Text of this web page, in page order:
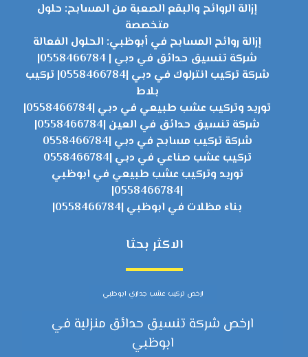
إزالة الروائح والبقع الصعبة من المسابح: حلول
متخصصة
إزالة روائح المسابح في أبوظبي: الحلول الفعالة
شركة تنسيق حدائق في دبي | 0558466784|
شركة تركيب انترلوك في دبي |0558466784| تركيب
بلاط
توريد وتركيب عشب طبيعي في دبي |0558466784|
شركة تنسيق حدائق في العين |0558466784|
شركة تركيب مسابح في دبي |0558466784
تركيب عشب صناعي في دبي |0558466784
توريد وتركيب عشب طبيعي في ابوظبي
|0558466784|
بناء مظلات في ابوظبي |0558466784|
الاكثر بحثا
ارخص تركيب عشب جداري ابوظبي
ارخص شركة تنسيق حدائق منزلية في
ابوظبي